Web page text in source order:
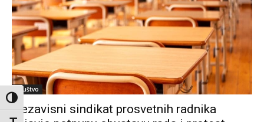
Toggle High Contrast
Društvo
Nezavisni sindikat prosvetnih radnika